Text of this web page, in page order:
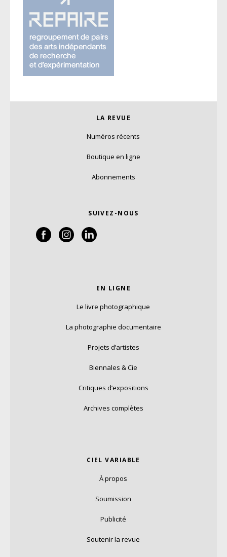
LA REVUE
Numéros récents
Boutique en ligne
Abonnements
SUIVEZ-NOUS
EN LIGNE
Le livre photographique
La photographie documentaire
Projets d’artistes
Biennales & Cie
Critiques d’expositions
Archives complètes
CIEL VARIABLE
À propos
Soumission
Publicité
Soutenir la revue